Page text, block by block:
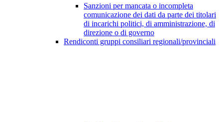
Sanzioni per mancata o incompleta
comunicazione dei dati da parte dei titolari
di incarichi politici, di amministrazione, di
direzione o di governo
Rendiconti gruppi consiliari regionali/provinciali